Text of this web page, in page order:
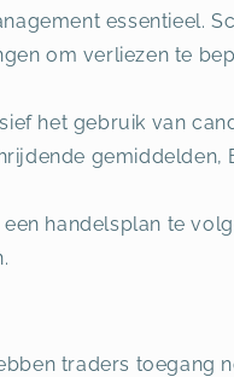
essentieel.
om verliezen te
het gebruik van
gemiddelden,
handelsplan te
traders toegang